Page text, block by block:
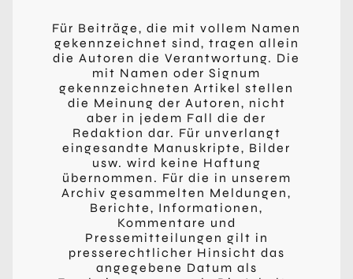
Für Beiträge, die mit vollem Namen
gekennzeichnet sind, tragen allein
die Autoren die Verantwortung. Die
mit Namen oder Signum
gekennzeichneten Artikel stellen
die Meinung der Autoren, nicht
aber in jedem Fall die der
Redaktion dar. Für unverlangt
eingesandte Manuskripte, Bilder
usw. wird keine Haftung
übernommen. Für die in unserem
Archiv gesammelten Meldungen,
Berichte, Informationen,
Kommentare und
Pressemitteilungen gilt in
presserechtlicher Hinsicht das
angegebene Datum als